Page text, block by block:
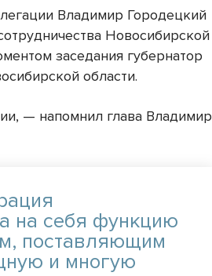
Владимир Городецкий
Новосибирской
заседания губернатор
области.
— напомнил глава Владимир
на себя функцию
поставляющим
и многую